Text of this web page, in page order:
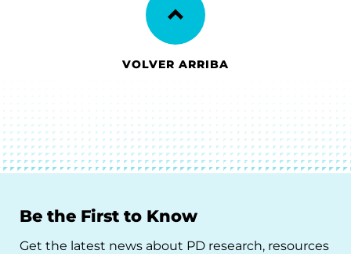
VOLVER ARRIBA
Be the First to Know
Get the latest news about PD research, resources